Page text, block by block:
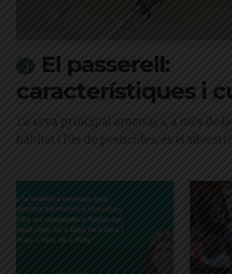
El passerell:
característiques i
La seva principal amenaça, a més de
hàbitat i l'ús de pesticides, és el